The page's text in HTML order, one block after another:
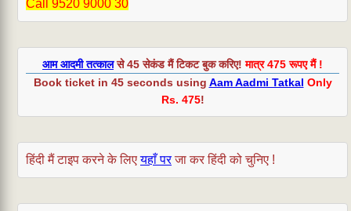
Call 9520 9000 30
आम आदमी तत्कालसे 45 सेकंड मैं टिकट बुक करिए!मात्र 475 रूपए मैं !
Book ticket in 45 seconds using Aam Aadmi Tatkal Only
Rs. 475!
हिंदी मैं टाइप करने के लिएयहाँ परजा कर हिंदी को चुनिए !